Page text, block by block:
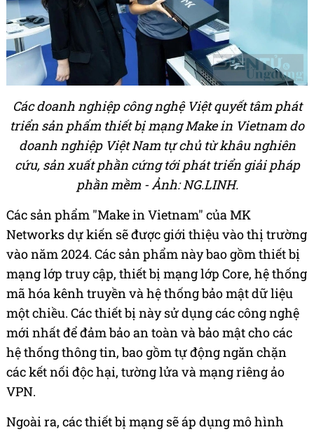
Các doanh nghiệp công nghệ Việt quyết tâm phát
triển sản phẩm thiết bị mạng Make in Vietnam do
doanh nghiệp Việt Nam tự chủ từ khâu nghiên
cứu, sản xuất phần cứng tới phát triển giải pháp
phần mềm - Ảnh: NG.LINH.
Các sản phẩm "Make in Vietnam" của MK
Networks dự kiến sẽ được giới thiệu vào thị trường
vào năm 2024. Các sản phẩm này bao gồm thiết bị
mạng lớp truy cập, thiết bị mạng lớp Core, hệ thống
mã hóa kênh truyền và hệ thống bảo mật dữ liệu
một chiều. Các thiết bị này sử dụng các công nghệ
mới nhất để đảm bảo an toàn và bảo mật cho các
hệ thống thông tin, bao gồm tự động ngăn chặn
các kết nối độc hại, tường lửa và mạng riêng ảo
VPN.
Ngoài ra, các thiết bị mạng sẽ áp dụng mô hình